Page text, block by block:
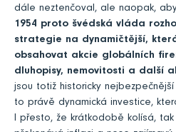
dále neztenčoval, ale naopak,
1954 proto švédská vláda
strategie na dynamičtější,
obsahovat akcie globálních
dluhopisy, nemovitosti a další
jsou totiž historicky
to právě dynamická investice,
I přesto, že krátkodobě kolísá,